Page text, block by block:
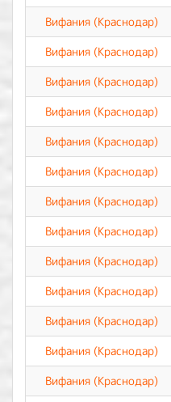
Вифания (Краснодар)
Вифания (Краснодар)
Вифания (Краснодар)
Вифания (Краснодар)
Вифания (Краснодар)
Вифания (Краснодар)
Вифания (Краснодар)
Вифания (Краснодар)
Вифания (Краснодар)
Вифания (Краснодар)
Вифания (Краснодар)
Вифания (Краснодар)
Вифания (Краснодар)